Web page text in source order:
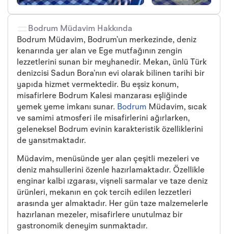
Bodrum Müdavim Hakkında
Bodrum Müdavim, Bodrum’un merkezinde, deniz
kenarında yer alan ve Ege mutfağının zengin
lezzetlerini sunan bir meyhanedir. Mekan, ünlü Türk
denizcisi Sadun Bora’nın evi olarak bilinen tarihi bir
yapıda hizmet vermektedir. Bu eşsiz konum,
misafirlere Bodrum Kalesi manzarası eşliğinde
yemek yeme imkanı sunar. Bodrum Müdavim, sıcak
ve samimi atmosferi ile misafirlerini ağırlarken,
geleneksel Bodrum evinin karakteristik özelliklerini
de yansıtmaktadır.
Müdavim, menüsünde yer alan çeşitli mezeleri ve
deniz mahsullerini özenle hazırlamaktadır. Özellikle
enginar kalbi ızgarası, vişneli sarmalar ve taze deniz
ürünleri, mekanın en çok tercih edilen lezzetleri
arasında yer almaktadır. Her gün taze malzemelerle
hazırlanan mezeler, misafirlere unutulmaz bir
gastronomik deneyim sunmaktadır.